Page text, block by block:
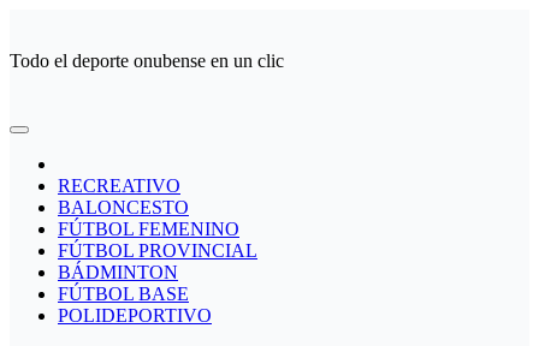
contenido
Todo el deporte onubense en un clic
RECREATIVO
BALONCESTO
FÚTBOL FEMENINO
FÚTBOL PROVINCIAL
BÁDMINTON
FÚTBOL BASE
POLIDEPORTIVO